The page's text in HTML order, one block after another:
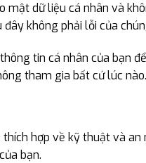
mật dữ liệu cá nhân và
không phải lỗi của
tin cá nhân của bạn
tham gia bất cứ lúc nào.
thích hợp về kỹ thuật và
bạn.